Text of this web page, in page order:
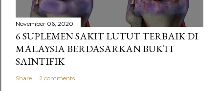
November 06, 2020
6 SUPLEMEN SAKIT LUTUT TERBAIK DI
MALAYSIA BERDASARKAN BUKTI
SAINTIFIK
Share 2 comments